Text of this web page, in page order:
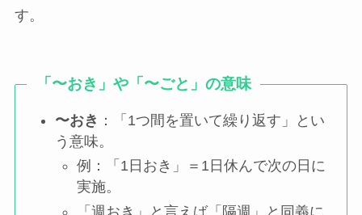
す。
「〜おき」や「〜ごと」の意味
〜おき ：「1つ間を置いて繰り返す」とい
う意味。
例：「1日おき」＝1日休んで次の日に
実施。
「週おき」と言えば「隔週」と同義に